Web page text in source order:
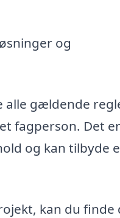
og
alle gældende
fagperson. Det er
og kan tilbyde
kan du finde